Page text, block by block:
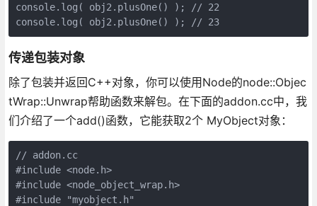
console.log( obj2.plusOne() ); // 22
console.log( obj2.plusOne() ); // 23
传递包装对象
除了包装并返回C++对象，你可以使用Node的node::Objec
tWrap::Unwrap帮助函数来解包。在下面的addon.cc中，我
们介绍了一个add()函数，它能获取2个 MyObject对象：
// addon.cc
#include <node.h>
#include <node_object_wrap.h>
#include "myobject.h"